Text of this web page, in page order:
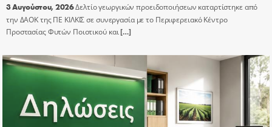
3 Αυγούστου, 2026Δελτίο γεωργικών προειδοποιήσεων καταρτίστηκε από
την ΔΑΟΚ της ΠΕ ΚΙΛΚΙΣ σε συνεργασία με το Περιφερειακό Κέντρο
Προστασίας Φυτών Ποιοτικού και[…]